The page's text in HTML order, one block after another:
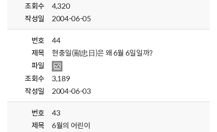
조회수
4,320
작성일
2004-06-05
번호
44
제목
현충일(顯忠日)은 왜 6월 6일일까?
파일
조회수
3,189
작성일
2004-06-03
번호
43
제목
6월의 어린이